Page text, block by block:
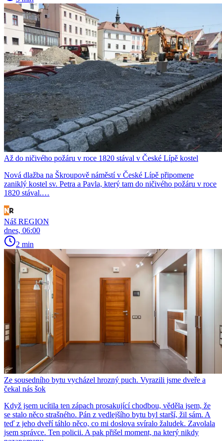
Až do ničivého požáru v roce 1820 stával v České Lípě kostel
Nová dlažba na Škroupově náměstí v České Lípě připomene
zaniklý kostel sv. Petra a Pavla, který tam do ničivého požáru v roce
1820 stával.…
Náš REGION
dnes, 06:00
2 min
Ze sousedního bytu vycházel hrozný puch. Vyrazili jsme dveře a
čekal nás šok
Když jsem ucítila ten zápach prosakující chodbou, věděla jsem, že
se stalo něco strašného. Pán z vedlejšího bytu byl starší, žil sám. A
teď z jeho dveří táhlo něco, co mi doslova svíralo žaludek. Zavolala
jsem správce. Ten policii. A pak přišel moment, na který nikdy